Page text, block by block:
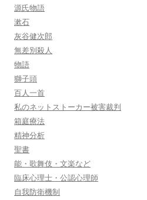
源氏物語
漱石
灰谷健次郎
無差別殺人
物語
獅子頭
百人一首
私のネットストーカー被害裁判
箱庭療法
精神分析
聖書
能・歌舞伎・文楽など
臨床心理士・公認心理師
自我防衛機制